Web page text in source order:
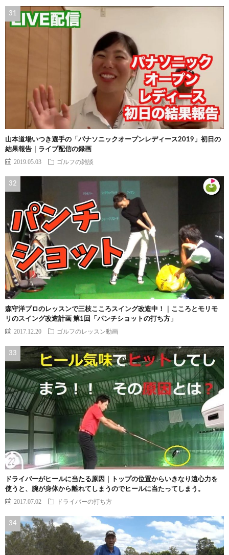
山本道場いつき選手の「パナソニックオープンレディース2019」初日の
結果報告｜ライブ配信の録画
2019.05.03 ゴルフの雑談
森守洋プロのレッスンで三枝こころスイング改造中！｜こころとモリモ
リのスイング改造計画 第1回「パンチショットの打ち方」
2017.12.20 ゴルフのレッスン動画
ドライバーがヒールに当たる原因｜トップの位置からいきなり遠心力を
使うと、腕が身体から離れてしまうのでヒールに当たってしまう。
2017.07.02 ドライバーの打ち方